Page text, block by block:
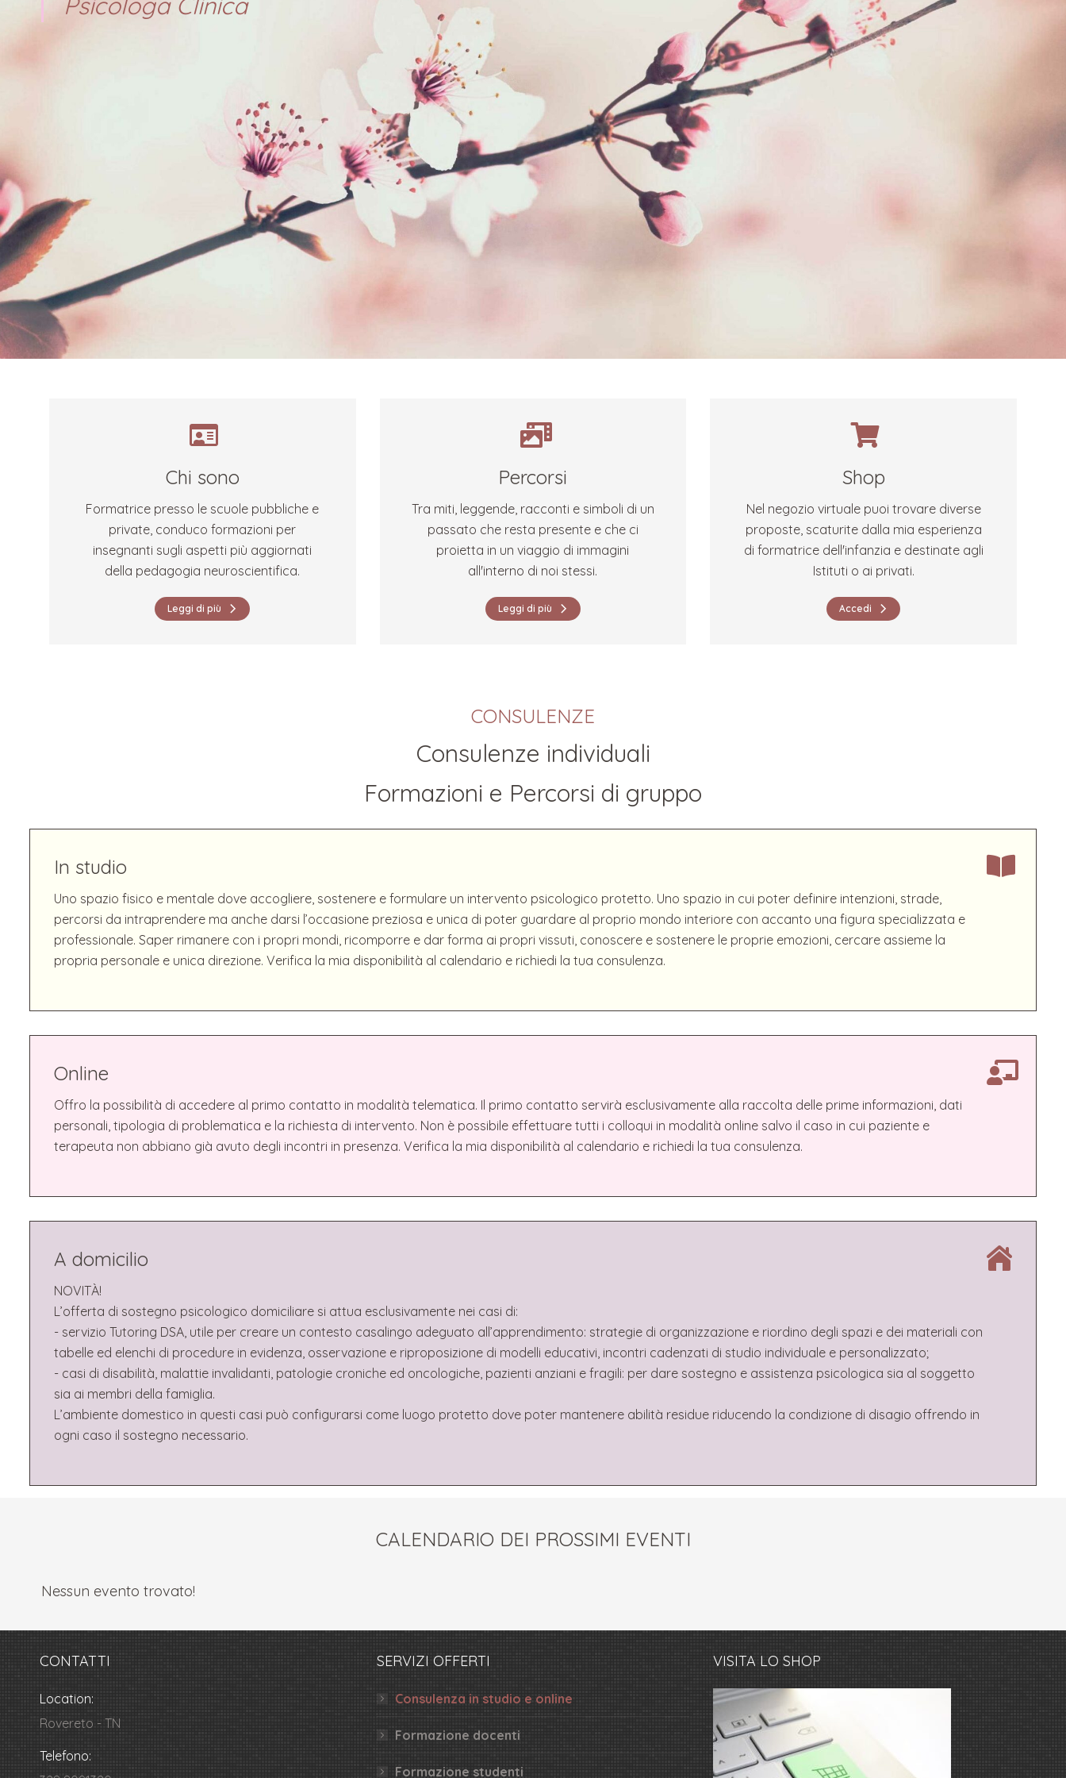
Chi sono
Formatrice presso le scuole pubbliche e
private, conduco formazioni per
insegnanti sugli aspetti più aggiornati
della pedagogia neuroscientifica.
Leggi di più
Percorsi
Tra miti, leggende, racconti e simboli di un
passato che resta presente e che ci
proietta in un viaggio di immagini
all'interno di noi stessi.
Leggi di più
Shop
Nel negozio virtuale puoi trovare diverse
proposte, scaturite dalla mia esperienza
di formatrice dell'infanzia e destinate agli
Istituti o ai privati.
Accedi
CONSULENZE
Consulenze individuali
Formazioni e Percorsi di gruppo
In studio
Uno spazio fisico e mentale dove accogliere, sostenere e formulare un intervento psicologico protetto. Uno spazio in cui poter definire intenzioni, strade,
percorsi da intraprendere ma anche darsi l’occasione preziosa e unica di poter guardare al proprio mondo interiore con accanto una figura specializzata e
professionale. Saper rimanere con i propri mondi, ricomporre e dar forma ai propri vissuti, conoscere e sostenere le proprie emozioni, cercare assieme la
propria personale e unica direzione. Verifica la mia disponibilità al calendario e richiedi la tua consulenza.
Online
Offro la possibilità di accedere al primo contatto in modalità telematica. Il primo contatto servirà esclusivamente alla raccolta delle prime informazioni, dati
personali, tipologia di problematica e la richiesta di intervento. Non è possibile effettuare tutti i colloqui in modalità online salvo il caso in cui paziente e
terapeuta non abbiano già avuto degli incontri in presenza. Verifica la mia disponibilità al calendario e richiedi la tua consulenza.
A domicilio
NOVITÀ!
L’offerta di sostegno psicologico domiciliare si attua esclusivamente nei casi di:
- servizio Tutoring DSA, utile per creare un contesto casalingo adeguato all’apprendimento: strategie di organizzazione e riordino degli spazi e dei materiali con
tabelle ed elenchi di procedure in evidenza, osservazione e riproposizione di modelli educativi, incontri cadenzati di studio individuale e personalizzato;
- casi di disabilità, malattie invalidanti, patologie croniche ed oncologiche, pazienti anziani e fragili: per dare sostegno e assistenza psicologica sia al soggetto
sia ai membri della famiglia.
L’ambiente domestico in questi casi può configurarsi come luogo protetto dove poter mantenere abilità residue riducendo la condizione di disagio offrendo in
ogni caso il sostegno necessario.
CALENDARIO DEI PROSSIMI EVENTI
Nessun evento trovato!
CONTATTI
Location:
Rovereto - TN
Telefono:
SERVIZI OFFERTI
Consulenza in studio e online
Formazione docenti
Formazione studenti
VISITA LO SHOP